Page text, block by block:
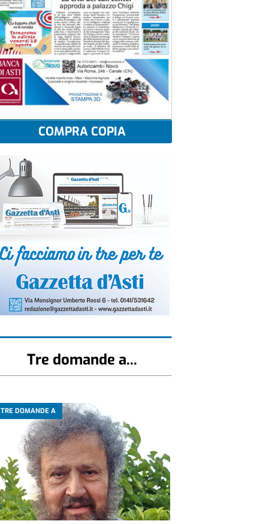
COMPRA COPIA
Tre domande a...
TRE DOMANDE A